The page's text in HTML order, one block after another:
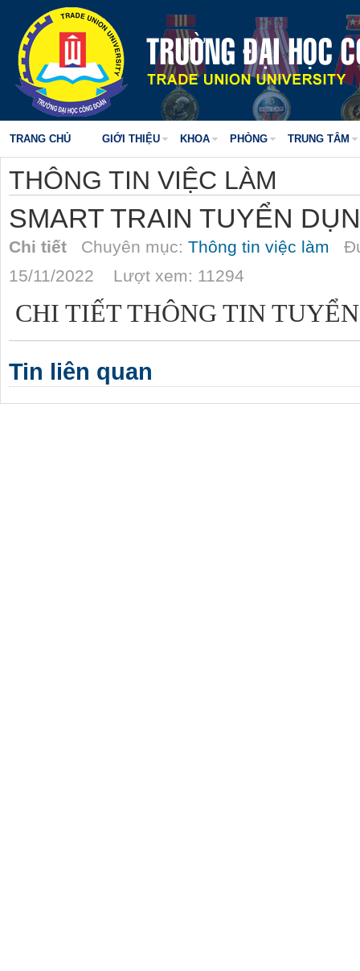
TRANG CHỦ GIỚI THIỆU KHOA PHÒNG TRUNG TÂM
THÔNG TIN VIỆC LÀM
SMART TRAIN TUYỂN
Chi tiết Chuyên mục: Thông tin việc làm
15/11/2022 Lượt xem: 11294
CHI TIẾT THÔNG TIN
Tin liên quan